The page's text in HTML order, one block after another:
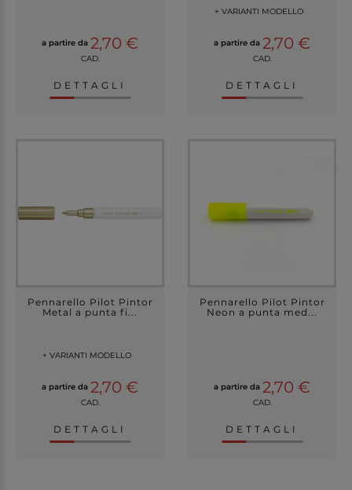
a partire da 2,70 €
CAD.
DETTAGLI
+ VARIANTI MODELLO
a partire da 2,70 €
CAD.
DETTAGLI
Pennarello Pilot Pintor
Metal a punta fi...
+ VARIANTI MODELLO
a partire da 2,70 €
CAD.
DETTAGLI
Pennarello Pilot Pintor
Neon a punta med...
a partire da 2,70 €
CAD.
DETTAGLI